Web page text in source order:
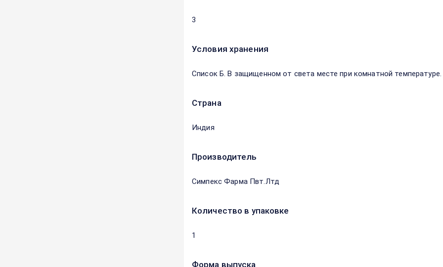
3
Условия хранения
Список Б. В защищенном от света месте при комнатной температуре.
Страна
Индия
Производитель
Симпекс Фарма Пвт.Лтд
Количество в упаковке
1
Форма выпуска